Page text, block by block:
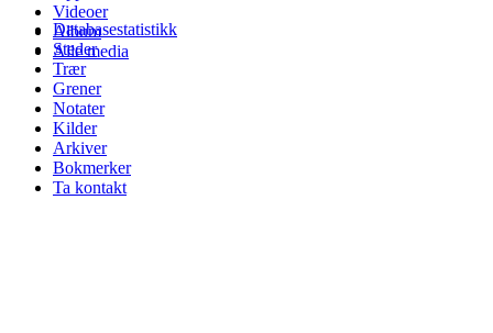
Videoer
Album
Alle media
Databasestatistikk
Steder
Trær
Grener
Notater
Kilder
Arkiver
Bokmerker
Ta kontakt